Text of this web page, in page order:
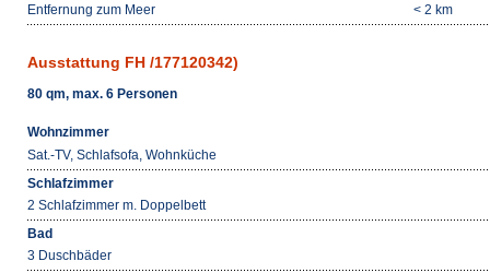
Entfernung zum Meer
< 2 km
Ausstattung FH /177120342)
80 qm, max. 6 Personen
Wohnzimmer
Sat.-TV, Schlafsofa, Wohnküche
Schlafzimmer
2 Schlafzimmer m. Doppelbett
Bad
3 Duschbäder